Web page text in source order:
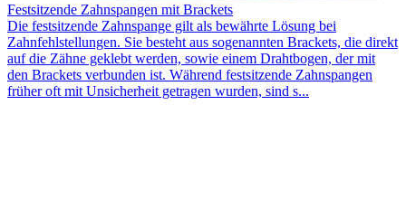
Festsitzende Zahnspangen mit Brackets
Die festsitzende Zahnspange gilt als bewährte Lösung bei
Zahnfehlstellungen. Sie besteht aus sogenannten Brackets, die direkt
auf die Zähne geklebt werden, sowie einem Drahtbogen, der mit
den Brackets verbunden ist. Während festsitzende Zahnspangen
früher oft mit Unsicherheit getragen wurden, sind s...